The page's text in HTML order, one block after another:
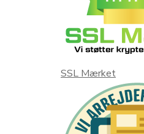
SSL Mærket